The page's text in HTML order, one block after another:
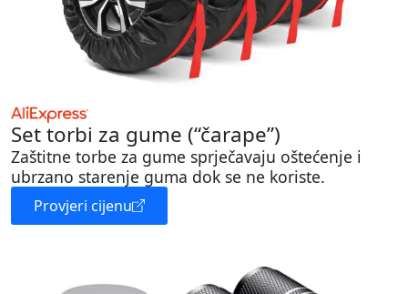
Set torbi za gume (“čarape”)
Zaštitne torbe za gume sprječavaju oštećenje i
ubrzano starenje guma dok se ne koriste.
Provjeri cijenu